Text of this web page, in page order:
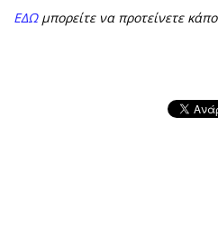
ΕΔΩμπορείτε να προτείνετε